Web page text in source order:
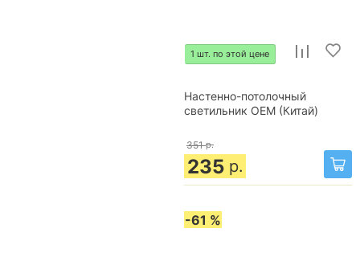
1 шт. по этой цене
Настенно-потолочный
светильник OEM (Китай)
351 р.
235 р.
-61 %